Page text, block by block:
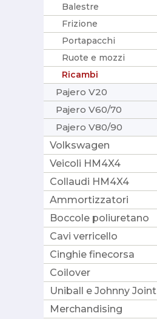
Balestre
Frizione
Portapacchi
Ruote e mozzi
Ricambi
Pajero V20
Pajero V60/70
Pajero V80/90
Volkswagen
Veicoli HM4X4
Collaudi HM4X4
Ammortizzatori
Boccole poliuretano
Cavi verricello
Cinghie finecorsa
Coilover
Uniball e Johnny Joint
Merchandising